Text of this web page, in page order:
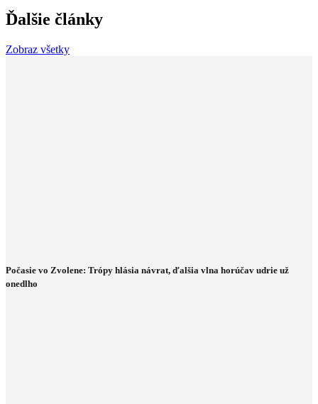
Ďalšie články
Zobraz všetky
Počasie vo Zvolene: Trópy hlásia návrat, ďalšia vlna horúčav udrie už
onedlho